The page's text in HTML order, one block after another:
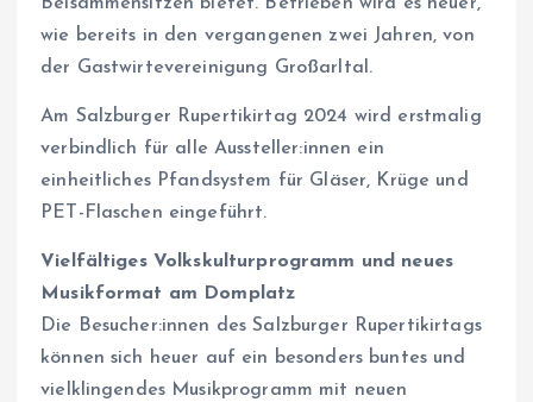
Beisammensitzen bietet. Betrieben wird es heuer,
wie bereits in den vergangenen zwei Jahren, von
der Gastwirtevereinigung Großarltal.
Am Salzburger Rupertikirtag 2024 wird erstmalig
verbindlich für alle Aussteller:innen ein
einheitliches Pfandsystem für Gläser, Krüge und
PET-Flaschen eingeführt.
Vielfältiges Volkskulturprogramm und neues
Musikformat am Domplatz
Die Besucher:innen des Salzburger Rupertikirtags
können sich heuer auf ein besonders buntes und
vielklingendes Musikprogramm mit neuen